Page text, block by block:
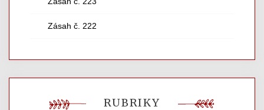
Zásah č. 222
RUBRIKY